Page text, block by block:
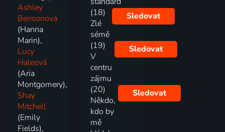
Ashley
Bensonová
(Hanna
Marin),
Lucy
Haleová
(Aria
Montgomery),
Shay
Mitchell
(Emily
Fields),
(18)
Zlé
sémě
Sledovat
(19)
V
centru
zájmu
Sledovat
(20)
Někdo,
kdo by
mě
Sledovat